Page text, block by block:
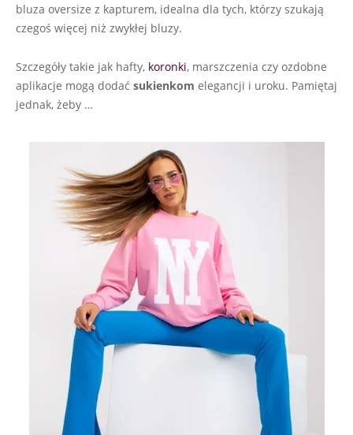
bluza oversize z kapturem, idealna dla tych, którzy szukają
czegoś więcej niż zwykłej bluzy.
Szczegóły takie jak hafty, koronki, marszczenia czy ozdobne
aplikacje mogą dodać sukienkom elegancji i uroku. Pamiętaj
jednak, żeby …